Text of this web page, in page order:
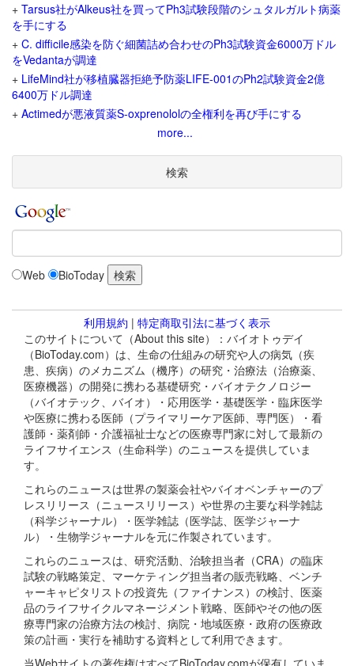
+ Tarsus社がAlkeus社を買ってPh3試験段階のシュタルガルト病薬
を手にする
+ C. difficile感染を防ぐ細菌詰め合わせのPh3試験資金6000万ドル
をVedantaが調達
+ LifeMind社が移植臓器拒絶予防薬LIFE-001のPh2試験資金2億
6400万ドル調達
+ Actimedが悪液質薬S-oxprenololの全権利を再び手にする
more...
検索
Web BioToday
利用規約 | 特定商取引法に基づく表示
このサイトについて（About this site）：バイオトゥデイ
（BioToday.com）は、生命の仕組みの研究や人の病気（疾
患、疾病）のメカニズム（機序）の研究・治療法（治療薬、
医療機器）の開発に携わる基礎研究・バイオテクノロジー
（バイオテック、バイオ）・応用医学・基礎医学・臨床医学
や医療に携わる医師（プライマリーケア医師、専門医）・看
護師・薬剤師・介護福祉士などの医療専門家に対して最新の
ライフサイエンス（生命科学）のニュースを提供していま
す。
これらのニュースは世界の製薬会社やバイオベンチャーのプ
レスリリース（ニュースリリース）や世界の主要な科学雑誌
（科学ジャーナル）・医学雑誌（医学誌、医学ジャーナ
ル）・生物学ジャーナルを元に作製されています。
これらのニュースは、研究活動、治験担当者（CRA）の臨床
試験の戦略策定、マーケティング担当者の販売戦略、ベンチ
ャーキャピタリストの投資先（ファイナンス）の検討、医薬
品のライフサイクルマネージメント戦略、医師やその他の医
療専門家の治療方法の検討、病院・地域医療・政府の医療政
策の計画・実行を補助する資料として利用できます。